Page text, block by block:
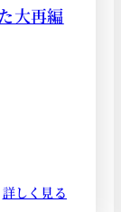
大再編
詳しく見る